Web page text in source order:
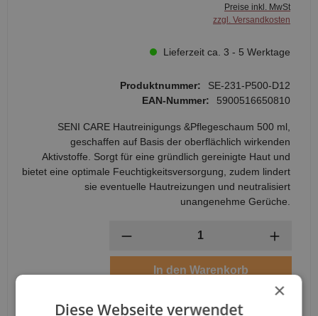
Preise inkl. MwSt
zzgl. Versandkosten
Lieferzeit ca. 3 - 5 Werktage
Produktnummer:
SE-231-P500-D12
EAN-Nummer:
5900516650810
SENI CARE Hautreinigungs &Pflegeschaum 500 ml,
geschaffen auf Basis der oberflächlich wirkenden
Aktivstoffe. Sorgt für eine gründlich gereinigte Haut und
bietet eine optimale Feuchtigkeitsversorgung, zudem lindert
sie eventuelle Hautreizungen und neutralisiert
unangenehme Gerüche.
In den Warenkorb
×
Diese Webseite verwendet